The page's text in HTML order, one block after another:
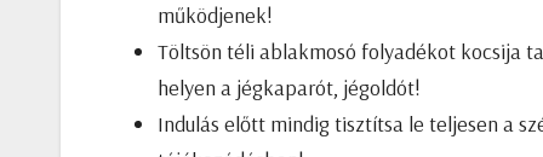
működjenek!
Töltsön téli ablakmosó folyadékot kocsija
helyen a jégkaparót, jégoldót!
Indulás előtt mindig tisztítsa le teljesen a